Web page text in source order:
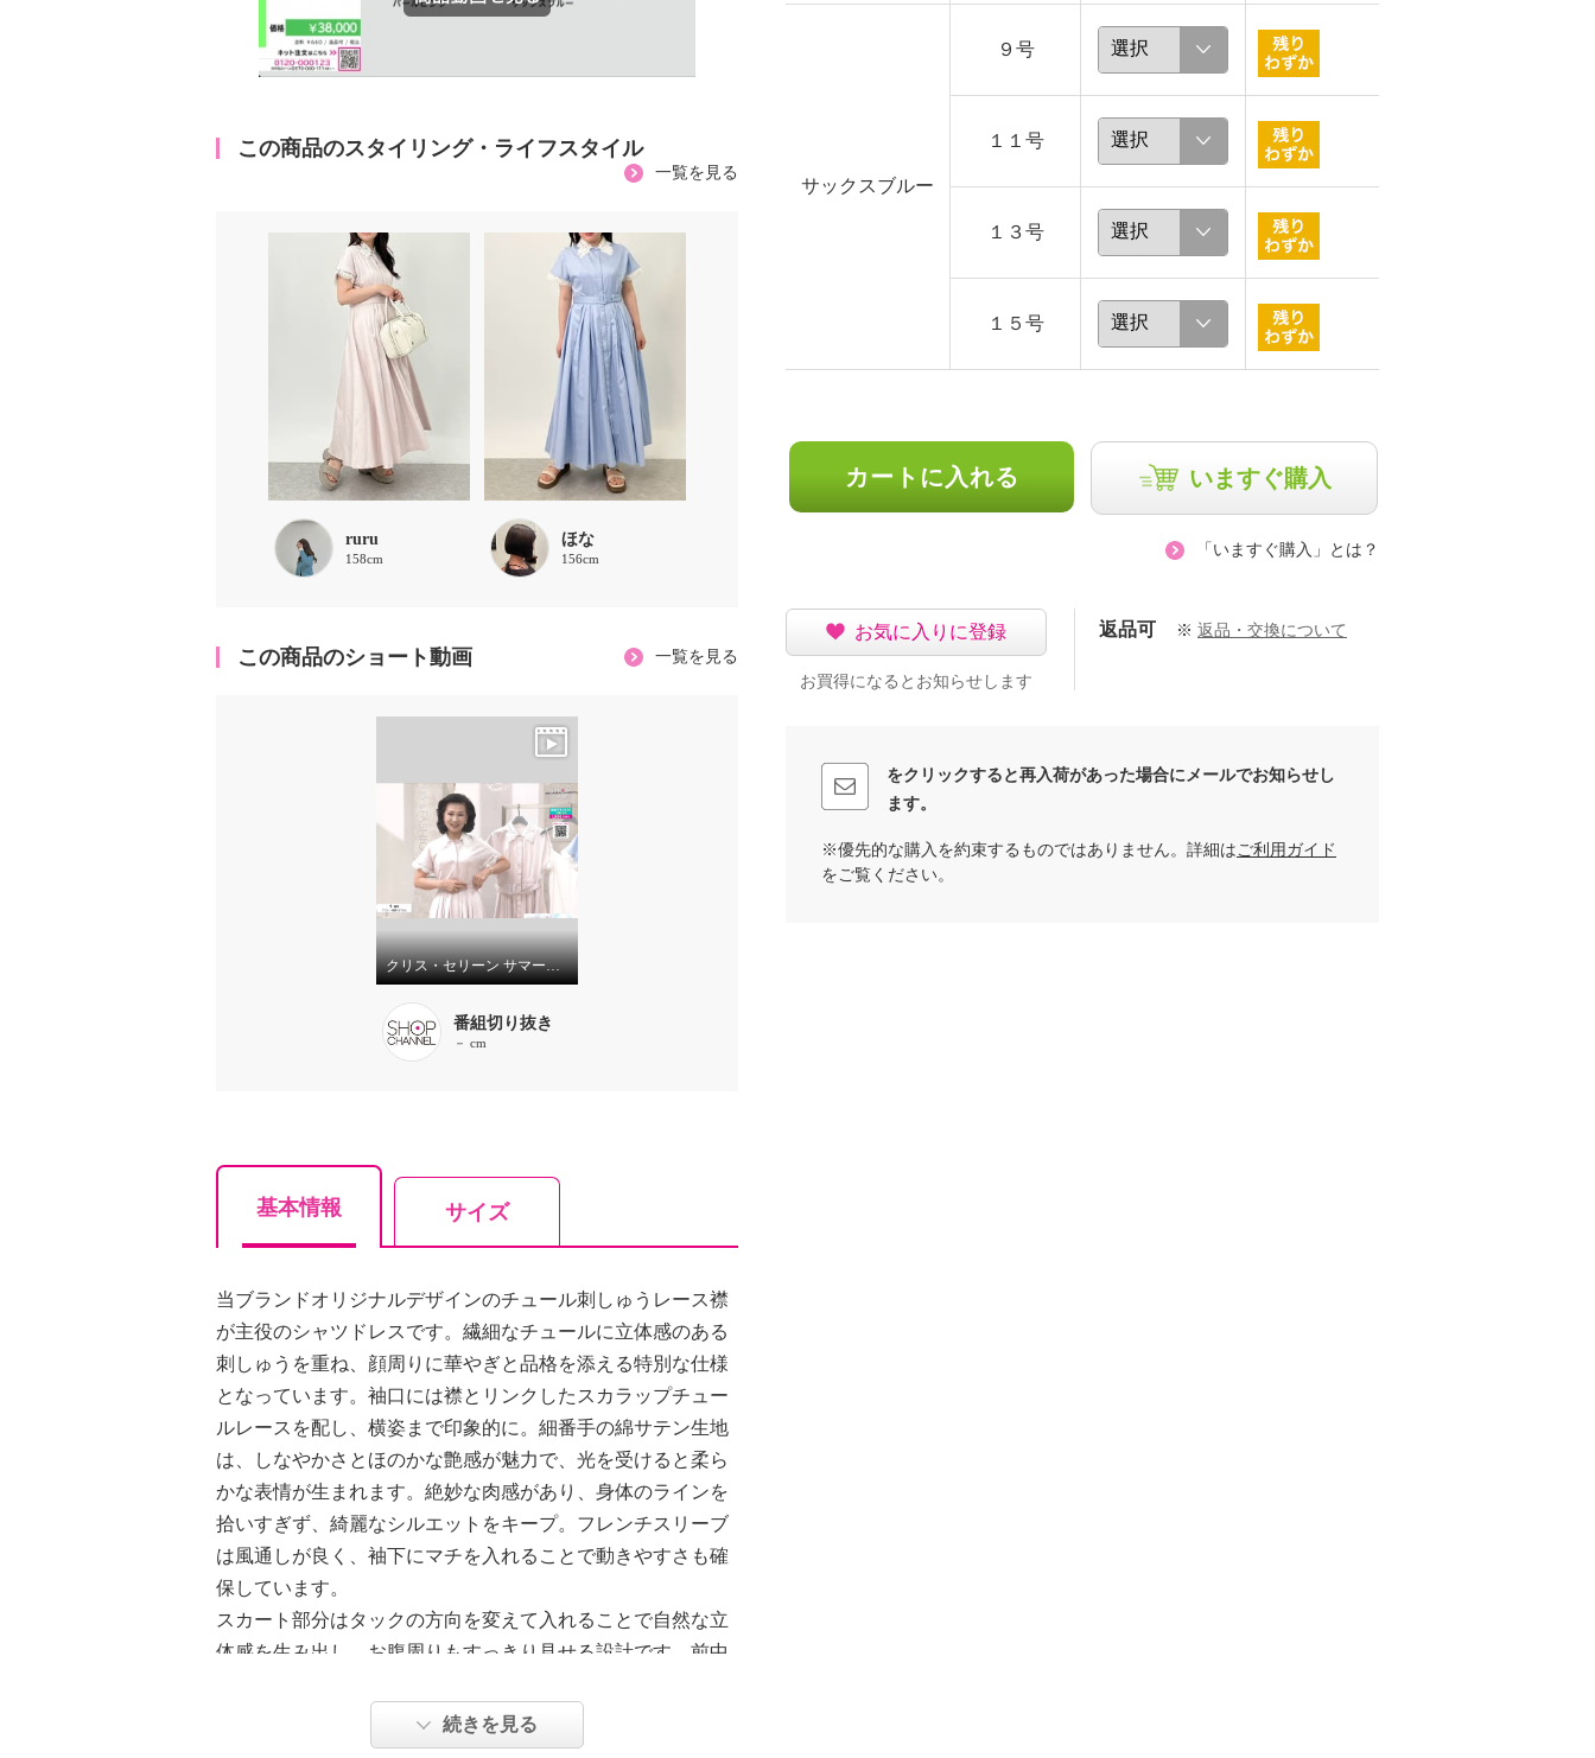
この商品のスタイリング・ライフスタイル
一覧を見る
ruru
158cm
ほな
156cm
この商品のショート動画 一覧を見る
クリス・セリーン サマーフルール レースカラードレス
番組切り抜き
－ cm
基本情報 サイズ
当ブランドオリジナルデザインのチュール刺しゅうレース襟
が主役のシャツドレスです。繊細なチュールに立体感のある
刺しゅうを重ね、顔周りに華やぎと品格を添える特別な仕様
となっています。袖口には襟とリンクしたスカラップチュー
ルレースを配し、横姿まで印象的に。細番手の綿サテン生地
は、しなやかさとほのかな艶感が魅力で、光を受けると柔ら
かな表情が生まれます。絶妙な肉感があり、身体のラインを
拾いすぎず、綺麗なシルエットをキープ。フレンチスリーブ
は風通しが良く、袖下にマチを入れることで動きやすさも確
保しています。
スカート部分はタックの方向を変えて入れることで自然な立
体感を生み出し、お腹周りもすっきり見せる設計です。前中
続きを見る
サックスブルー
９号
１１号
１３号
１５号
カートに入れる いますぐ購入
「いますぐ購入」とは？
お気に入りに登録
お買得になるとお知らせします
返品可 ※ 返品・交換について
をクリックすると再入荷があった場合にメールでお知らせし
ます。
※優先的な購入を約束するものではありません。詳細は ご利用ガイド
をご覧ください。